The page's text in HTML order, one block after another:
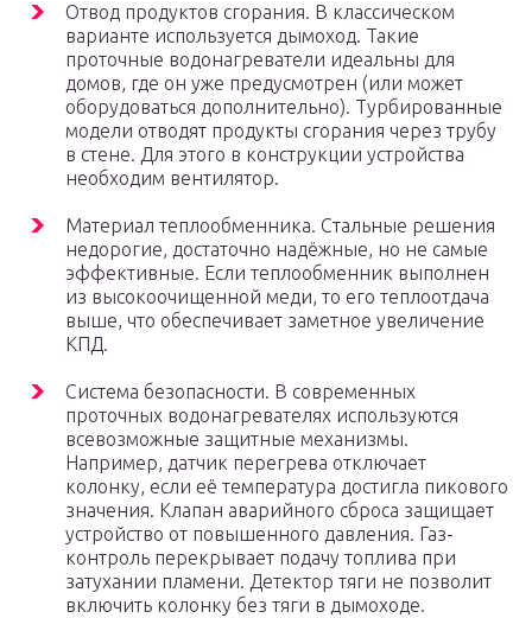
Отвод продуктов сгорания. В классическом
варианте используется дымоход. Такие
проточные водонагреватели идеальны для
домов, где он уже предусмотрен (или может
оборудоваться дополнительно). Турбированные
модели отводят продукты сгорания через трубу
в стене. Для этого в конструкции устройства
необходим вентилятор.
Материал теплообменника. Стальные решения
недорогие, достаточно надёжные, но не самые
эффективные. Если теплообменник выполнен
из высокоочищенной меди, то его теплоотдача
выше, что обеспечивает заметное увеличение
КПД.
Система безопасности. В современных
проточных водонагревателях используются
всевозможные защитные механизмы.
Например, датчик перегрева отключает
колонку, если её температура достигла пикового
значения. Клапан аварийного сброса защищает
устройство от повышенного давления. Газ-
контроль перекрывает подачу топлива при
затухании пламени. Детектор тяги не позволит
включить колонку без тяги в дымоходе.